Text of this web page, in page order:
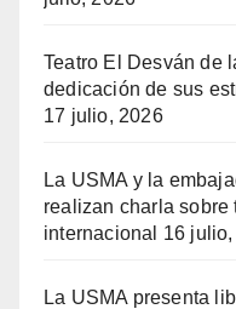
Teatro El Desván de
dedicación de sus
17 julio, 2026
La USMA y la
realizan charla sobre
internacional
16
La USMA presenta